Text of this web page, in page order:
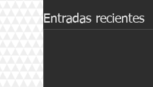
Entradas recientes